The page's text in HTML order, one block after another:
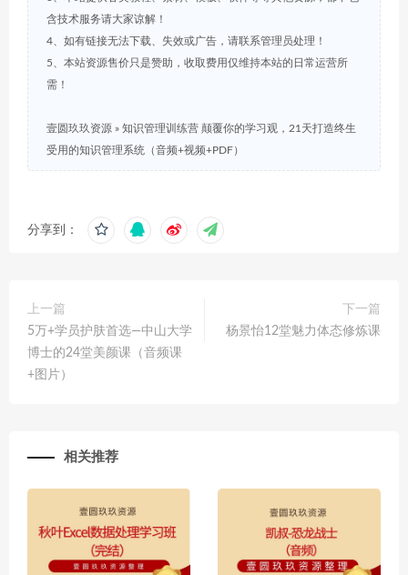
含技术服务请大家谅解！
4、如有链接无法下载、失效或广告，请联系管理员处理！
5、本站资源售价只是赞助，收取费用仅维持本站的日常运营所
需！
壹圆玖玖资源 » 知识管理训练营 颠覆你的学习观，21天打造终生
受用的知识管理系统（音频+视频+PDF）
分享到：
上一篇
5万+学员护肤首选—中山大学
博士的24堂美颜课（音频课
+图片）
下一篇
杨景怡12堂魅力体态修炼课
相关推荐